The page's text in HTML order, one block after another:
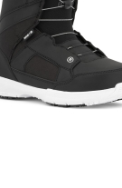
ZUR DETAILSEITE